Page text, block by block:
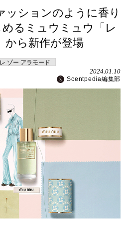
ッションのように香り
るミュウミュウ「レ
から新作が登場
レ ゾー アラモード
2024.01.10
Scentpedia編集部